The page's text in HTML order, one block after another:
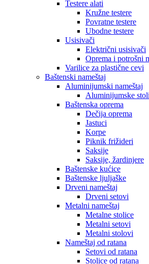
Testere alati
Kružne testere
Povratne testere
Ubodne testere
Usisivači
Električni usisivači
Oprema i potrošni
Varilice za plastične cevi
Baštenski nameštaj
Aluminijumski nameštaj
Aluminijumske
Baštenska oprema
Dečija oprema
Jastuci
Korpe
Piknik frižideri
Saksije
Saksije, žardinjere
Baštenske kućice
Baštenske ljuljaške
Drveni nameštaj
Drveni setovi
Metalni nameštaj
Metalne stolice
Metalni setovi
Metalni stolovi
Nameštaj od ratana
Setovi od ratana
Stolice od ratana